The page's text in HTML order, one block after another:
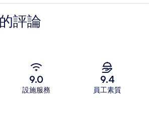
評論
9.0
設施服務
9.4
員工素質